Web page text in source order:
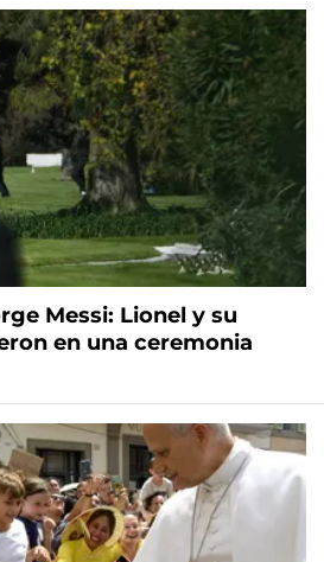
Messi: Lionel y su
en una ceremonia